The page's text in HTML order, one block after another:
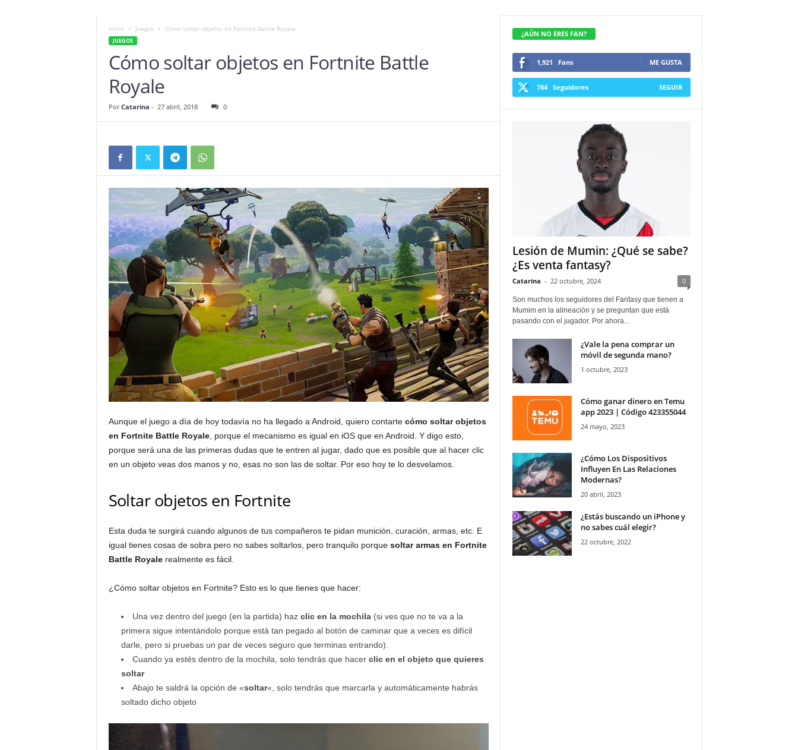
Inicio Juegos Cómo soltar objetos en Fortnite Battle Royale
JUEGOS
Cómo soltar objetos en Fortnite Battle
Royale
Por Catarina - 27 abril, 2018 0
Aunque el juego a día de hoy todavía no ha llegado a Android, quiero contarte cómo soltar objetos
en Fortnite Battle Royale, porque el mecanismo es igual en iOS que en Android. Y digo esto,
porque será una de las primeras dudas que te entren al jugar, dado que es posible que al hacer clic
en un objeto veas dos manos y no, esas no son las de soltar. Por eso hoy te lo desvelamos.
Soltar objetos en Fortnite
Esta duda te surgirá cuando algunos de tus compañeros te pidan munición, curación, armas, etc. E
igual tienes cosas de sobra pero no sabes soltarlos, pero tranquilo porque soltar armas en Fortnite
Battle Royalerealmente es fácil.
¿Cómo soltar objetos en Fortnite? Esto es lo que tienes que hacer:
Una vez dentro del juego (en la partida) hazclic en la mochila (si ves que no te va a la
primera sigue intentándolo porque está tan pegado al botón de caminar que a veces es difícil
darle, pero si pruebas un par de veces seguro que terminas entrando).
Cuando ya estés dentro de la mochila, solo tendrás que hacer clic en el objeto que quieres
soltar
Abajo te saldrá la opción de «soltar«, solo tendrás que marcarla y automáticamente habrás
soltado dicho objeto
¿AÚN NO ERES FAN?
1,921 Fans ME GUSTA
784 Seguidores SEGUIR
Lesión de Mumin: ¿Qué se sabe?
¿Es venta fantasy?
Catarina - 22 octubre, 2024 0
Son muchos los seguidores del Fantasy que tienen a
Mumim en la alineación y se preguntan que está
pasando con el jugador. Por ahora...
¿Vale la pena comprar un
móvil de segunda mano?
1 octubre, 2023
Cómo ganar dinero en Temu
app 2023 | Código 423355044
24 mayo, 2023
¿Cómo Los Dispositivos
Influyen En Las Relaciones
Modernas?
20 abril, 2023
¿Estás buscando un iPhone y
no sabes cuál elegir?
22 octubre, 2022